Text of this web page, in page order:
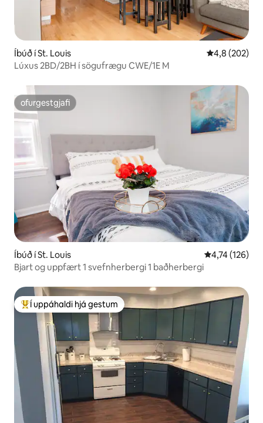
Íbúð í St. Louis 4,8 af 5 í
4,8 (202)
Lúxus 2BD/2BH í sögufrægu CWE/1E M
ofurgestgjafi
ofurgestgjafi
Íbúð í St. Louis 4,74 af 5 í
4,74 (126)
Bjart og uppfært 1 svefnherbergi 1 baðherbergi
Í mestu uppáhaldi hjá gestum
Í uppáhaldi hjá gestum